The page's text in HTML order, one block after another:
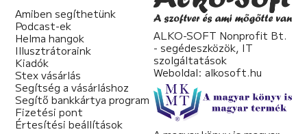
Amiben segíthetünk
Podcast-ek
Helma hangok
Illusztrátoraink
Kiadók
Stex vásárlás
Segítség a vásárláshoz
Segítő bankkártya program
Fizetési pont
Értesítési beállítások
ALKO-SOFT Nonprofit Bt.
- segédeszközök, IT
szolgáltatások
Weboldal: alkosoft.hu